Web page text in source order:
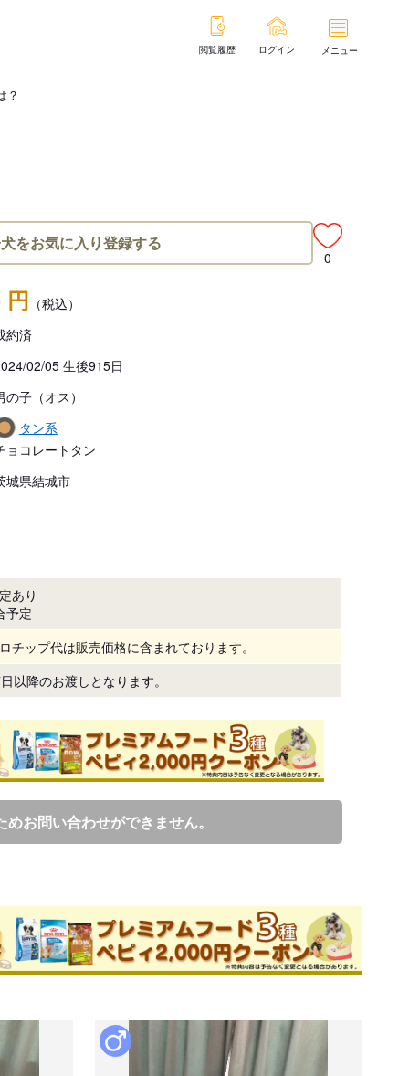
閲覧履歴 ログイン メニュー
？
をお気に入り登録する
0
円 （税込）
約済
02/05 生後915日
の子（オス）
タン系
ョコレートタン
城県結城市
あり
予定
チップ代は販売価格に含まれております。
以降のお渡しとなります。
めお問い合わせができません。
リーダー